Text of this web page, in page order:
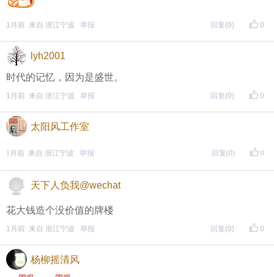
0
1月前 来自 浙江宁波 举报 回复 (0)
lyh2001
时代的记忆，因为是盛世。
0
1月前 来自 浙江宁波 举报 回复 (0)
太阳风工作室
0
1月前 来自 浙江宁波 举报 回复(0)
天下人负我@wechat
花大钱造个没价值的牌楼
0
1月前 来自 浙江宁波 举报 回复 (0)
杨柳摇清风